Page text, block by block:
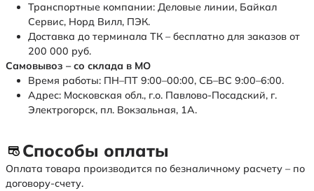
Транспортные компании: Деловые линии, Байкал
Сервис, Норд Вилл, ПЭК.
Доставка до терминала ТК – бесплатно для заказов от
200 000 руб.
Самовывоз – со склада в МО
Время работы: ПН–ПТ 9:00–00:00, СБ–ВС 9:00–6:00.
Адрес: Московская обл., г.о. Павлово-Посадский, г.
Электрогорск, пл. Вокзальная, 1А.
Способы оплаты
Оплата товара производится по безналичному расчету – по
договору-счету.